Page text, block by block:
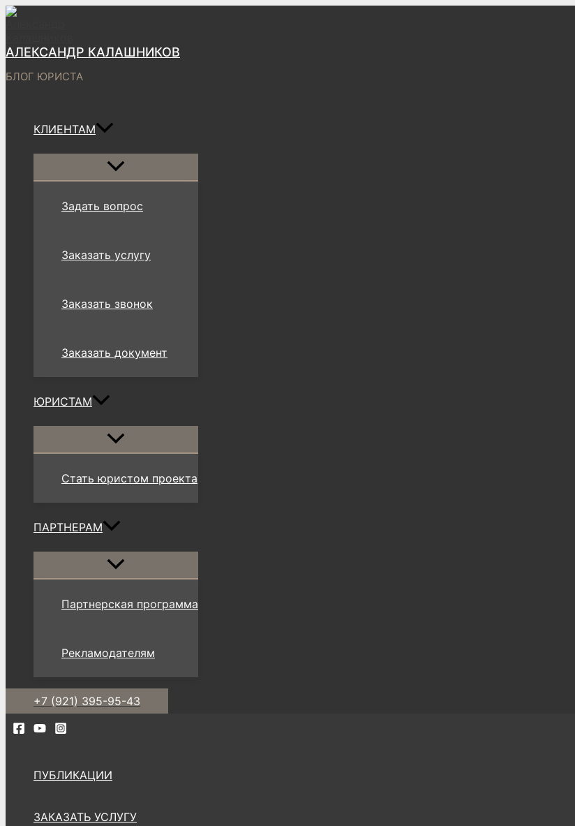
Перейти
АЛЕКСАНДР КАЛАШНИКОВ
БЛОГ ЮРИСТА
КЛИЕНТАМ
Переключатель
меню
Задать вопрос
Заказать услугу
Заказать звонок
Заказать документ
ЮРИСТАМ
Переключатель
меню
Стать юристом проекта
ПАРТНЕРАМ
Переключатель
меню
Партнерская программа
Рекламодателям
+7 (921) 395-95-43
ПУБЛИКАЦИИ
ЗАКАЗАТЬ УСЛУГУ